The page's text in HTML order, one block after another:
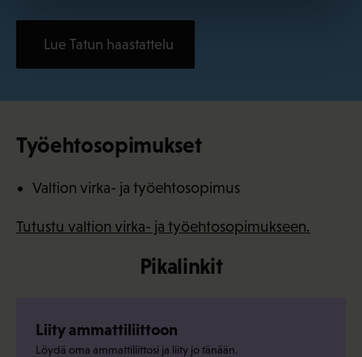
Lue Tatun haastattelu
Työehtosopimukset
Valtion virka- ja työehtosopimus
Tutustu valtion virka- ja työehtosopimukseen.
Pikalinkit
Liity ammattiliittoon
Löydä oma ammattiliittosi ja liity jo tänään.